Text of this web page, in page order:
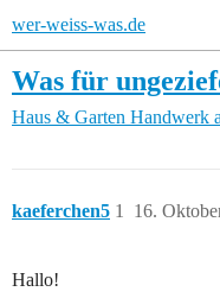
wer-weiss-was.de
Was für
Haus & Garten Handwerk
kaeferchen5 16.
1
Hallo!